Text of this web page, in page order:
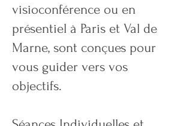
visioconférence ou en
présentiel à Paris et Val de
Marne, sont conçues pour
vous guider vers vos
objectifs.